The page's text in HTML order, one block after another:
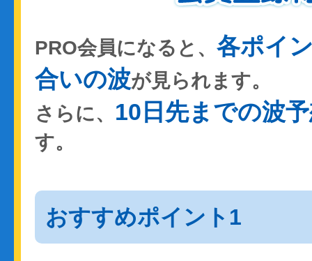
PRO会員になると、 各ポイ
合いの波が見られます。
さらに、 10日先までの波
す。
おすすめポイント1